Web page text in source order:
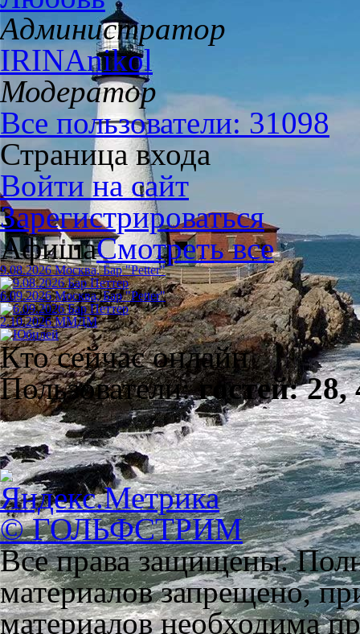
Администратор
IRINAnikol
Модератор
Все пользователи: 31098
Страница входа
Войти на сайт
Зарегистрироваться
АфишаСмотреть все
9.08.2026 Москва, Бар "Petter"
6.09.2026 Москва, Бар "Petter"
2.10.2026 ММДМ
Кто сейчас онлайн
Пользователи:гостей: 28,
© ГОЛЬФСТРИМ
Все права защищены.
материалов запрещено,
материалов необходима